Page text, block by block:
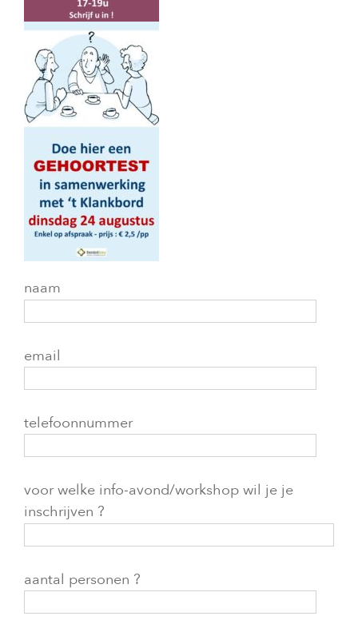
naam
email
telefoonnummer
voor welke info-avond/workshop wil je je
inschrijven ?
aantal personen ?